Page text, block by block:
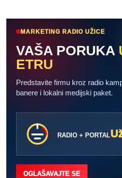
MARKETING RADIO UŽICE
VAŠA PORUKA
ETRU
Predstavite firmu kroz radio
banere i lokalni medijski paket.
RADIO + PORTAL
OGLAŠAVAJTE SE